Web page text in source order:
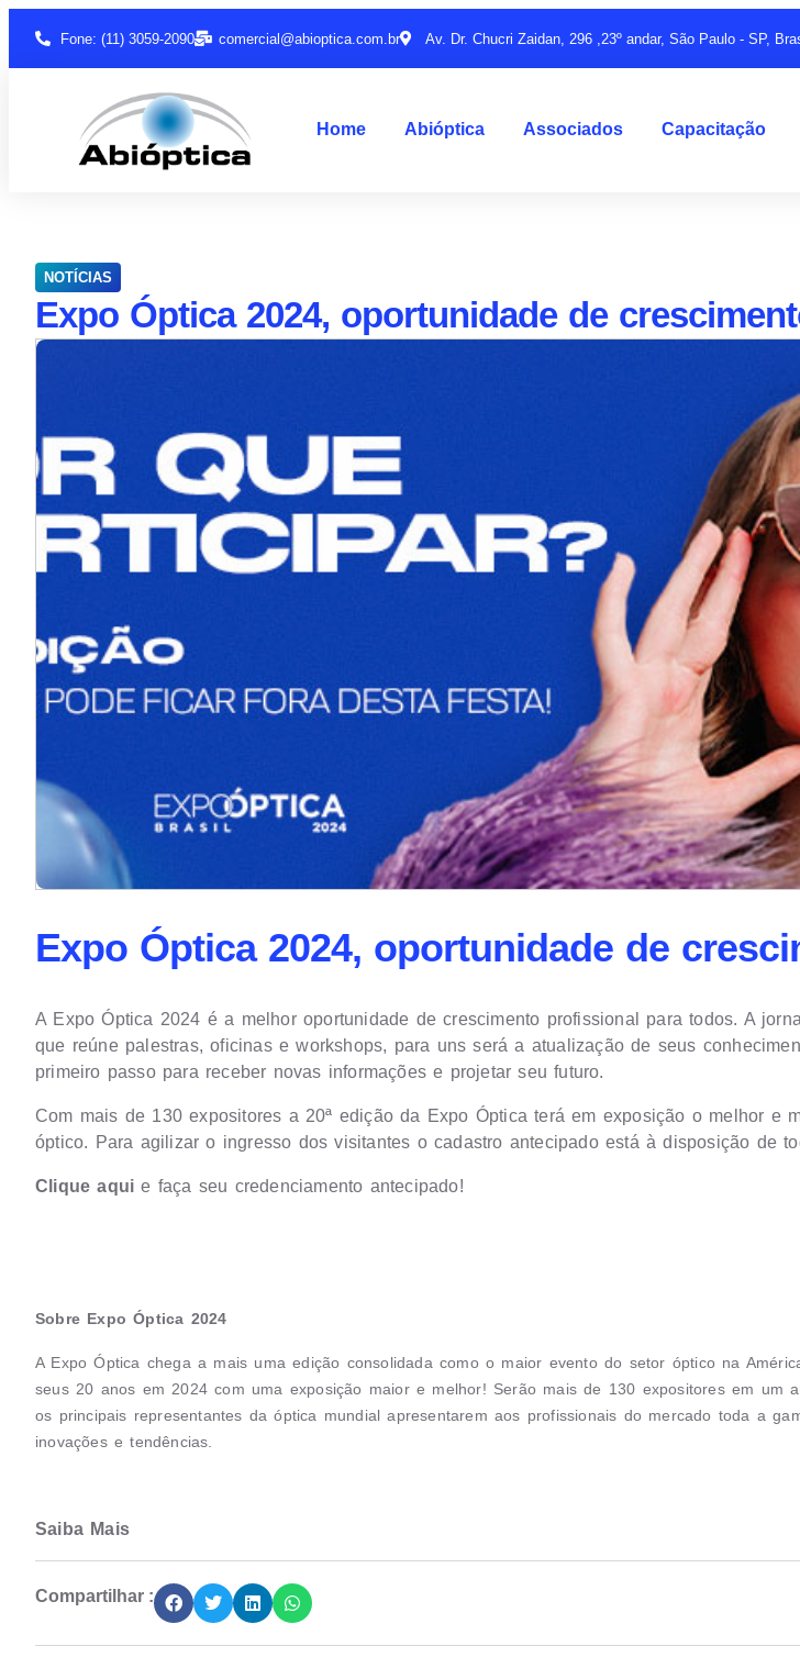
Fone: (11) 3059-2090 comercial@abioptica.com.br Av. Dr. Chucri Zaidan, 296 ,23º andar, São Paulo - SP,
Home Abióptica Associados Capacitação
NOTÍCIAS
Expo Óptica 2024, oportunidade de
Expo Óptica 2024, oportunidade de
A Expo Óptica 2024 é a melhor oportunidade de crescimento profissional para todos. A
que reúne palestras, oficinas e workshops, para uns será a atualização de seus
primeiro passo para receber novas informações e projetar seu futuro.
Com mais de 130 expositores a 20ª edição da Expo Óptica terá em exposição o melhor e
óptico. Para agilizar o ingresso dos visitantes o cadastro antecipado está à disposição de
Clique aqui e faça seu credenciamento antecipado!
Sobre Expo Óptica 2024
A Expo Óptica chega a mais uma edição consolidada como o maior evento do setor óptico na
seus 20 anos em 2024 com uma exposição maior e melhor! Serão mais de 130 expositores em um
os principais representantes da óptica mundial apresentarem aos profissionais do mercado toda a
inovações e tendências.
Saiba Mais
Compartilhar :